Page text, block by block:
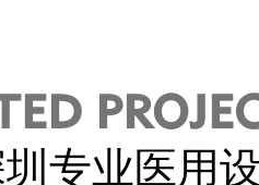
专业医用